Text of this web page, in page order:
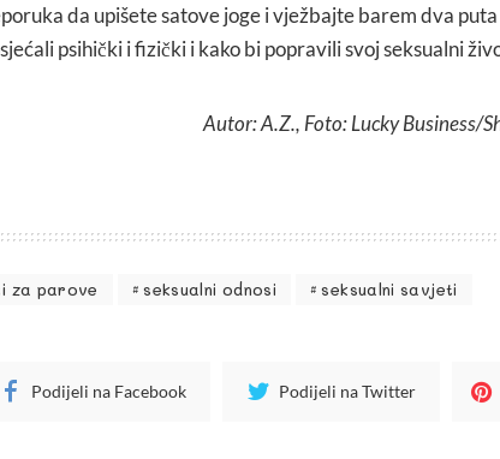
da upišete satove joge i vježbajte barem dva
psihički i fizički i kako bi popravili svoj seksualni
Autor: A.Z., Foto: Lucky Business/
za parove seksualni odnosi seksualni savjeti
Podijeli na Facebook Podijeli na Twitter